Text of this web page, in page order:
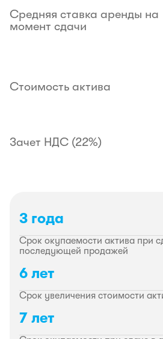
Средняя ставка аренды на
момент сдачи
Стоимость актива
Зачет НДС (22%)
3 года
Срок окупаемости актива при
последующей продажей
6 лет
Срок увеличения стоимости
7 лет